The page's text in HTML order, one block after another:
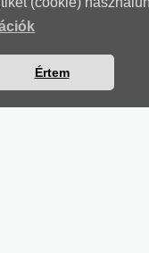
Értem